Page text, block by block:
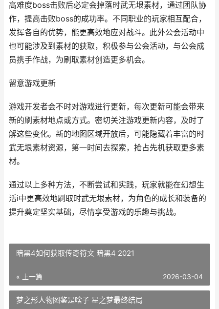
高难度boss击败后必定会掉落时武无垠素材，通过团队协
作，提高击败boss的成功率。不同职业的玩家相互配合，
发挥各自的优势，能更高效地应对战斗。此外公会活动中
也可能涉及到素材的获取，积极参与公会活动，与公会成
员携手作战，为刷取素材创造更多机会。
留意游戏更新
游戏开发者会不时对游戏进行更新，每次更新可能会带来
新的刷素材地点或方式。密切关注游戏更新内容，及时了
解这些变化。新的地图区域开放后，可能隐藏着丰富的时
武无垠素材资源，第一时间去探索，抢占先机获取更多素
材。
通过以上多种方法，不断尝试和实践，玩家就能在幻想生
活i中更高效地刷取时武无垠素材，为角色的成长和装备的
提升奠定坚实基础，尽情享受游戏的乐趣与挑战。
暗黑4如何获取传奇符文 暗黑4 2021
« 上一篇 2026-03-04
梦之形人物图鉴是啥子 星之梦最终结局